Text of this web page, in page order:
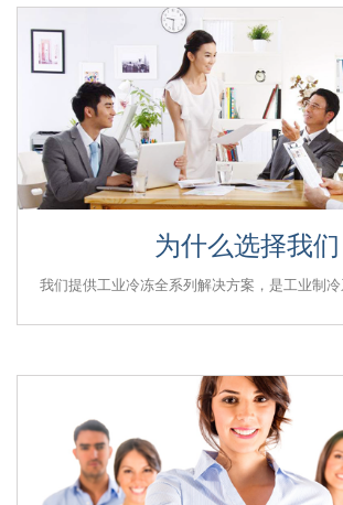
为什么选择我们
我们提供工业冷冻全系列解决方案，是工业制
为什么选择我们
我们提供工业冷冻全系列解决方案，是工业制